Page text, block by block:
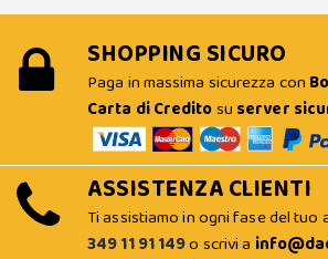
SHOPPING SICURO
Paga in massima sicurezza con
Carta di Creditosu server
ASSISTENZA CLIENTI
Ti assistiamo in ogni fase del
349 11 91 149o scrivi a